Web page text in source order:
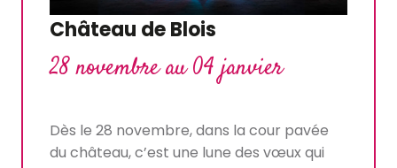
Château de Blois
28 novembre au 04 janvier
Dès le 28 novembre, dans la cour pavée
du château, c’est une lune des vœux qui